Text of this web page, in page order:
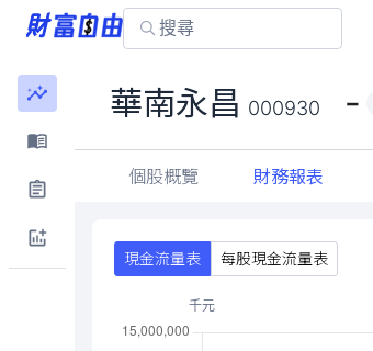
華南永昌 000930 -
個股概覽 財務報表
現金流量表 每股現金流量表